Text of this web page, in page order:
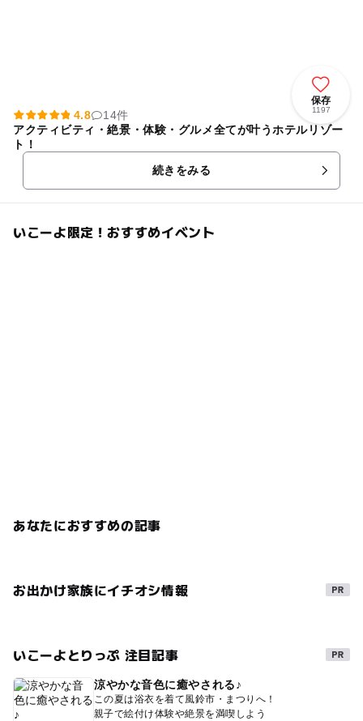
保存
1197
4.8
14件
アクティビティ・絶景・体験・グルメ全てが叶うホテルリゾー
ト！
続きをみる
いこーよ限定！おすすめイベント
あなたにおすすめの記事
お出かけ家族にイチオシ情報
いこーよとりっぷ 注目記事
涼やかな音色に癒やされる♪
この夏は浴衣を着て風鈴市・まつりへ！
親子で絵付け体験や絶景を満喫しよう